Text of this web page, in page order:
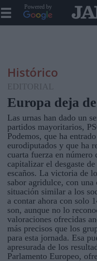
Powered by
Histórico
EDITORIAL
Europa deja
Las urnas han dado un
partidos mayoritarios,
Podemos, que ha
eurodiputados y que ha
cuarta fuerza en
capitalizar el desgaste
escaños. La victoria de
sabor agridulce, con una
situación similar a los
a contar ahora con solo
son, aunque no lo
valoraciones ofrecidas
más precisos que los
para esta jornada. Esa
apresurada de los
Parlamento Europeo,